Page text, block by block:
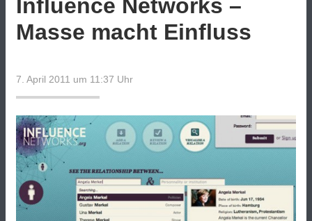
Influence Networks –
Masse macht Einfluss
7. April 2011 um 11:37 Uhr